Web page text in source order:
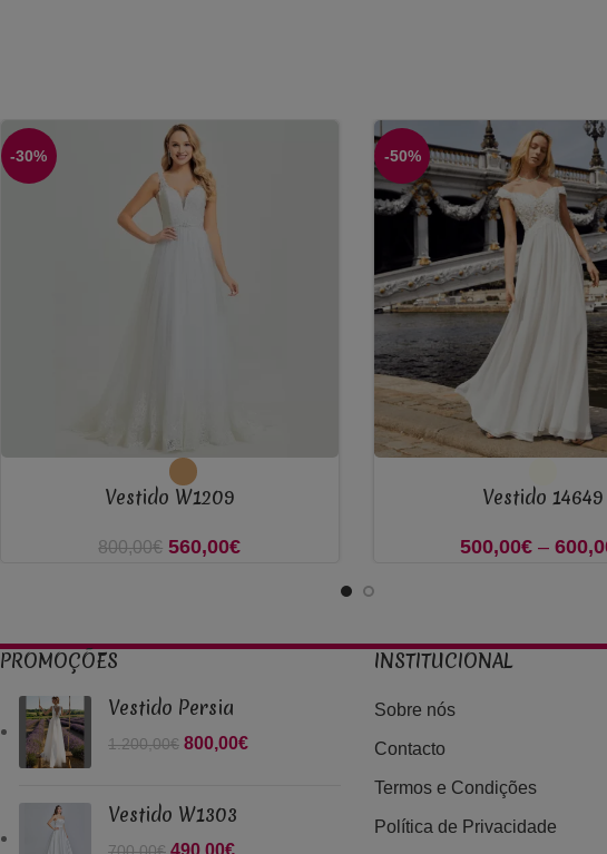
-30%
Vestido W1209
800,00€ O preço original era:
560,00€
-50%
Vestido 14649
500,00€ –
PROMOÇÕES
Vestido Persia
1.200,00€ O preço original era:
800,00€
Vestido W1303
O preço original era:
490,00€
INSTITUCIONAL
Sobre nós
Contacto
Termos e Condições
Política de Privacidade